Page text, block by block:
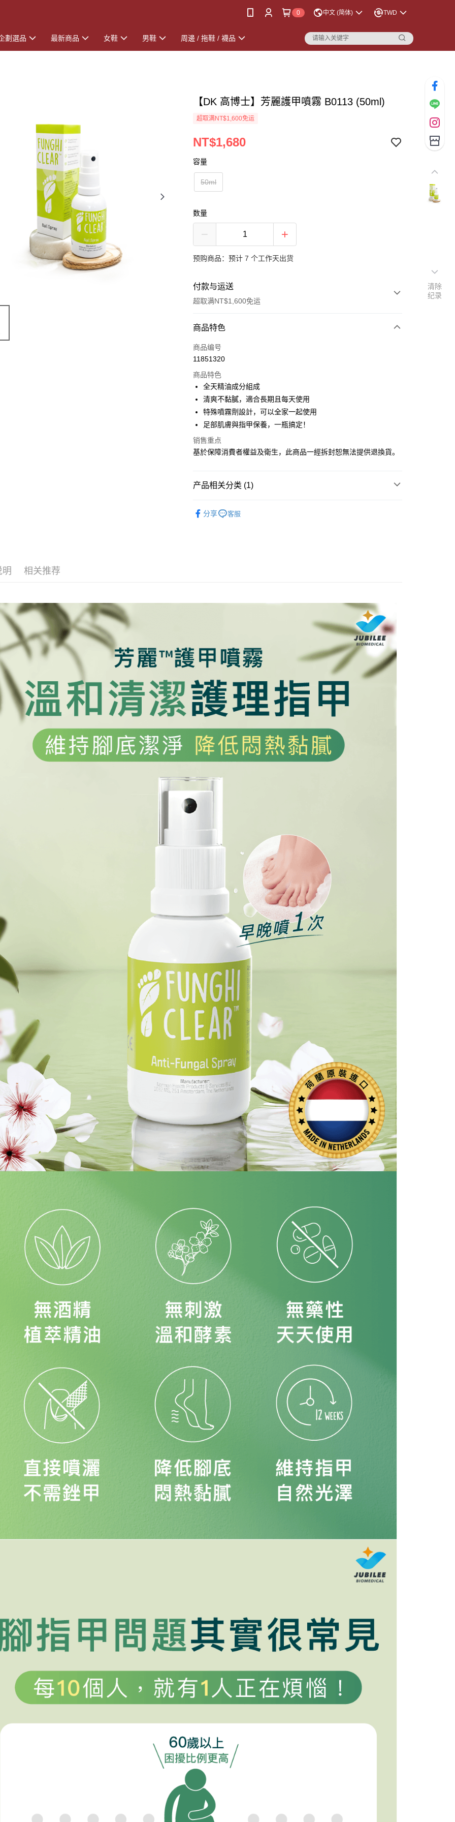
0 中文 (简体) TWD
劃選品 最新商品 女鞋 男鞋 周邊 / 拖鞋 / 襪品
【DK 高博士】芳麗護甲噴霧 B0113 (50ml)
超取满NT$1,600免运
NT$1,680
容量
50ml
数量
预购商品：预计 7 个工作天出货
付款与运送
超取满NT$1,600免运
付款方式
信用卡一次付款
Apple Pay
街口支付
悠遊付
Google Pay
【大哥付你分期使用说明】
1. 本服务由台湾大哥大提供，电信用户可立即使用无须另外申请。（限个
2. 付款方式选择 “大哥付你分期”，订单成立后会自动跳转到大哥付的交易
流程，验证手机门号后，选择欲分期的期数、缴款截止日，确认付款后即
1. 本服务系由 “台湾大哥大股份有限公司”所提供，让用户于交易时，得通
过本服务购买商品或服务，并由商店将买卖／分期付款买卖价金债权让与
本公司后，依约使用本公司账单缴交账款。
2. 基于同意付款使用 “大哥付你分期”之契约关系目的，商店将以您的个人
资料（包含姓名、电话或地址）提供予台湾大哥大进项收集、处理及利
用，由台湾大哥大与本人进行分期账单所需资料之确认、核对及更正。
3. 完整用户服务条款，请详阅以下链接：https://oppay.tw/userRule
ATM付款
付款後7-11取貨
每笔NT$100，满NT$2,000(含以上)免运费
付款後門市自取
免运费
商品特色
商品编号
11851320
商品特色
全天精油成分組成
清爽不黏膩，適合長期且每天使用
特殊噴霧劑設計，可以全家一起使用
足部肌膚與指甲保養，一瓶搞定！
销售重点
基於保障消費者權益及衛生，此商品一經拆封恕無法提供退換貨。
产品相关分类 (1)
分享
客服
明 相关推荐
清除
纪录